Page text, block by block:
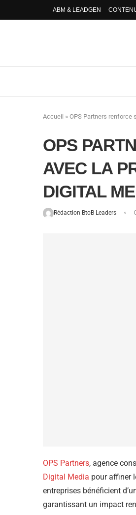
ABM & LEADGEN
Accueil » OPS Partners renforce
OPS
AVEC LA
DIGITAL
Rédaction BtoB Leaders
OPS Partners, agence
Digital Media pour affiner
entreprises bénéficient
garantissant un impact